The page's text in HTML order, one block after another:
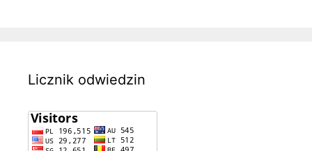
Licznik odwiedzin